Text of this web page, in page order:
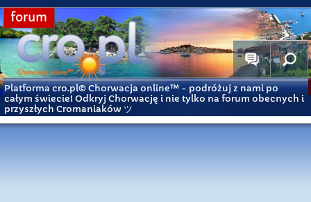
forum
Platforma cro.pl© Chorwacja online™ - podróżuj z nami po
całym świecie! Odkryj Chorwację i nie tylko na forum obecnych i
przyszłych Cromaniaków ツ